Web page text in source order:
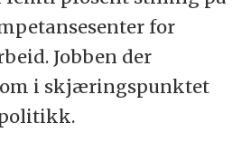
for
Jobben der
i skjæringspunktet